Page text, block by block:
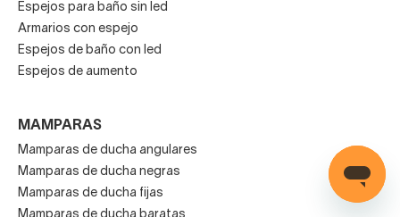
Espejos para baño sin led
Armarios con espejo
Espejos de baño con led
Espejos de aumento
MAMPARAS
Mamparas de ducha angulares
Mamparas de ducha negras
Mamparas de ducha fijas
Mamparas de ducha baratas